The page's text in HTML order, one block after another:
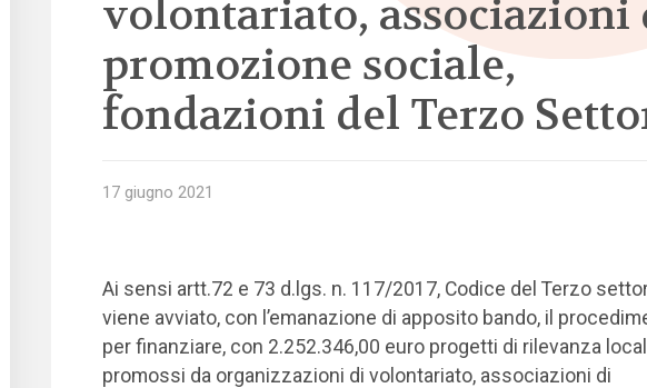
volontariato, associazioni
promozione sociale,
fondazioni del Terzo
17 giugno 2021
Ai sensi artt.72 e 73 d.lgs. n. 117/2017, Codice del Terzo
viene avviato, con l’emanazione di apposito bando, il
per finanziare, con 2.252.346,00 euro progetti di rilevanza
promossi da organizzazioni di volontariato, associazioni di